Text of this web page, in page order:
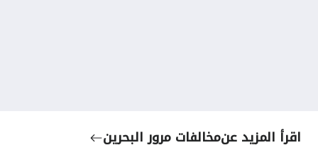
اقرأ المزيد عنمخالفات مرور البحرين